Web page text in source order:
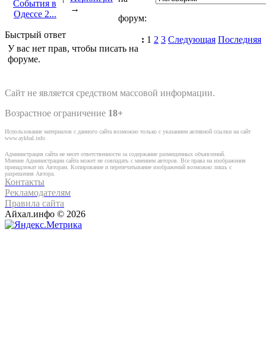
События в
Одессе 2...
→
форум:
: 1 2 3 Следующая Последняя
Быстрый ответ
У вас нет прав, чтобы писать на
форуме.
Сайт не является средством массовой информации.
Возрастное ограничение 18+
Использование материалов с данного сайта возможно только с указанием активной ссылки на сайт
www.aykhal.info
Администрация сайта не несет ответственности за содержание размещенных объявлений.
Мнение Администрации сайта может не совпадать с мнением авторов. Все права на изображения
принадлежат их Авторам. Копирование и перепечатывание изображений возможно лишь с
разрешения Автора.
Контакты
Рекламодателям
Правила сайта
Айхал.инфо © 2026